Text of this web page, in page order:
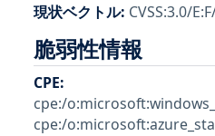
現状ベクトル: CVSS:3.0/
脆弱性情報
CPE:
cpe:/
cpe:/